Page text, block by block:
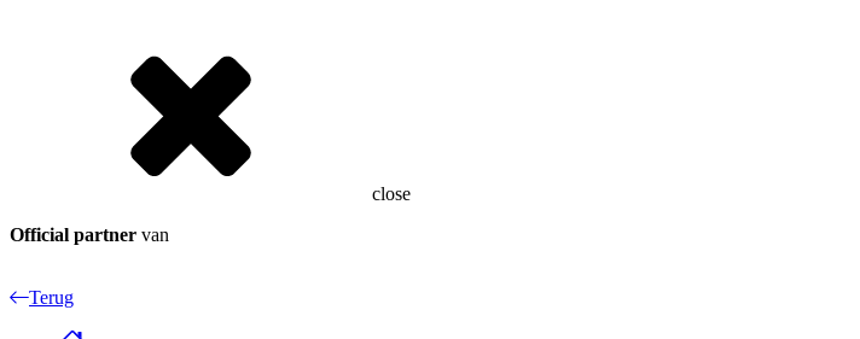
close
Official partner van
Terug